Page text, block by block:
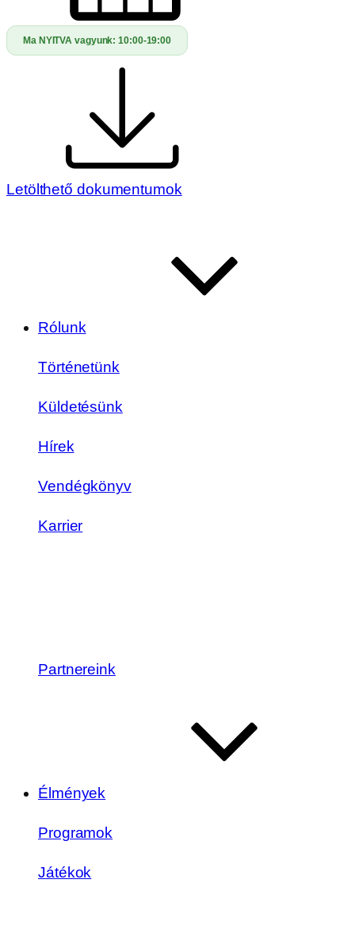
Ma NYITVA vagyunk:10:00-19:00
Letölthető dokumentumok
Rólunk
Történetünk
Küldetésünk
Hírek
Vendégkönyv
Karrier
Partnereink
Élmények
Programok
Játékok